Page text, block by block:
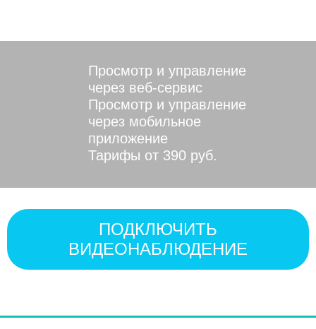
Просмотр и управление
через веб-сервис
Просмотр и управление
через мобильное
приложение
Тарифы от 390 руб.
ПОДКЛЮЧИТЬ
ВИДЕОНАБЛЮДЕНИЕ